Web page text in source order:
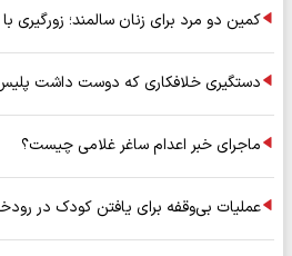
کمین دو مرد برای زنان سالمند؛ زورگیری
دستگیری خلافکاری که دوست داشت
ماجرای خبر اعدام ساغر غلامی چیست؟
عملیات بی‌وقفه برای یافتن کودک در